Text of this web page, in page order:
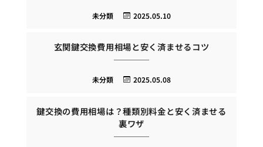
2025.05.10
未分類
玄関鍵交換費用相場と安く済ませるコツ
2025.05.08
未分類
鍵交換の費用相場は？種類別料金と安く済ませる
裏ワザ